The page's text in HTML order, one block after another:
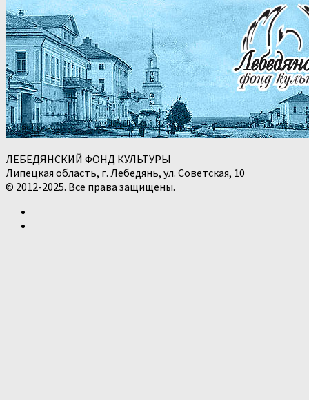
ЛЕБЕДЯНСКИЙ ФОНД КУЛЬТУРЫ
Липецкая область, г. Лебедянь, ул. Советская, 10
© 2012-2025. Все права защищены.